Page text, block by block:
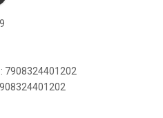
7908324401202